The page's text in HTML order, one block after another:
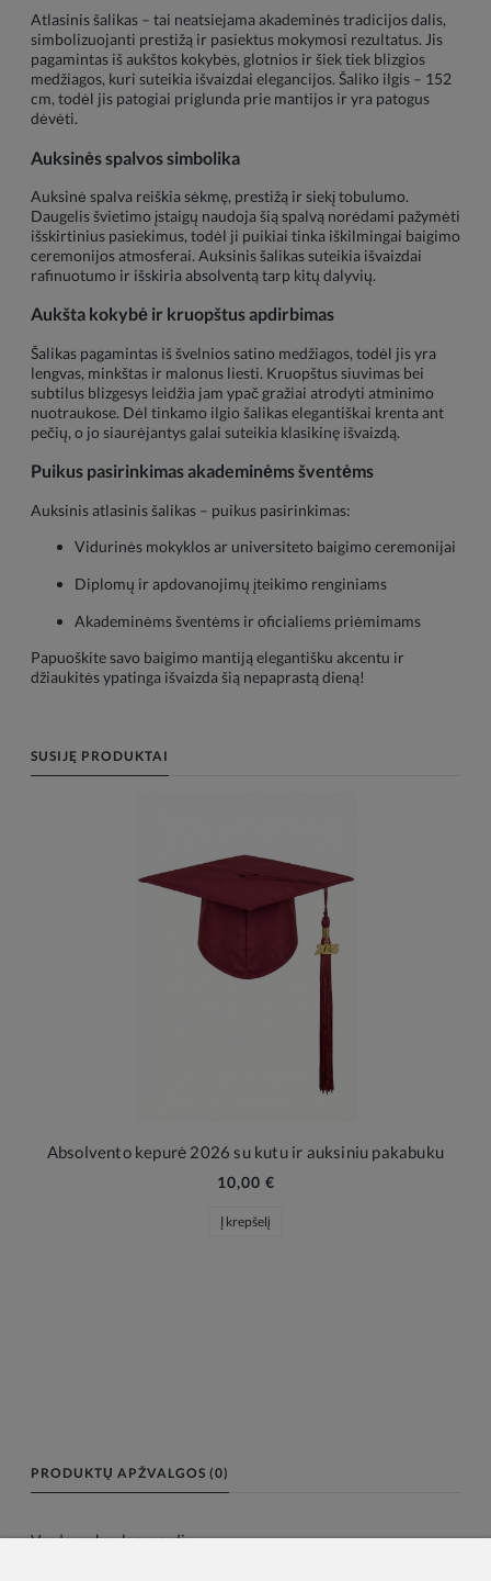
Atlasinis šalikas – tai neatsiejama akademinės tradicijos dalis,
simbolizuojanti prestižą ir pasiektus mokymosi rezultatus. Jis
pagamintas iš aukštos kokybės, glotnios ir šiek tiek blizgios
medžiagos, kuri suteikia išvaizdai elegancijos. Šaliko ilgis – 152
cm, todėl jis patogiai priglunda prie mantijos ir yra patogus
dėvėti.
Auksinės spalvos simbolika
Auksinė spalva reiškia sėkmę, prestižą ir siekį tobulumo.
Daugelis švietimo įstaigų naudoja šią spalvą norėdami pažymėti
išskirtinius pasiekimus, todėl ji puikiai tinka iškilmingai baigimo
ceremonijos atmosferai. Auksinis šalikas suteikia išvaizdai
rafinuotumo ir išskiria absolventą tarp kitų dalyvių.
Aukšta kokybė ir kruopštus apdirbimas
Šalikas pagamintas iš švelnios satino medžiagos, todėl jis yra
lengvas, minkštas ir malonus liesti. Kruopštus siuvimas bei
subtilus blizgesys leidžia jam ypač gražiai atrodyti atminimo
nuotraukose. Dėl tinkamo ilgio šalikas elegantiškai krenta ant
pečių, o jo siaurėjantys galai suteikia klasikinę išvaizdą.
Puikus pasirinkimas akademinėms šventėms
Auksinis atlasinis šalikas – puikus pasirinkimas:
Vidurinės mokyklos ar universiteto baigimo ceremonijai
Diplomų ir apdovanojimų įteikimo renginiams
Akademinėms šventėms ir oficialiems priėmimams
Papuoškite savo baigimo mantiją elegantišku akcentu ir
džiaukitės ypatinga išvaizda šią nepaprastą dieną!
SUSIJĘ PRODUKTAI
Absolvento kepurė 2026 su kutu ir auksiniu pakabuku
10,00 €
Į krepšelį
PRODUKTŲ APŽVALGOS (0)
Vardas arba slapyvardis: